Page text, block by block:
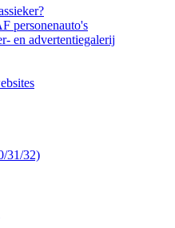
personenauto's
en advertentiegalerij
31/32)